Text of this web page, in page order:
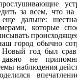
за всем, что
дальше:
которые
город обычно
год был
не
наблюдения